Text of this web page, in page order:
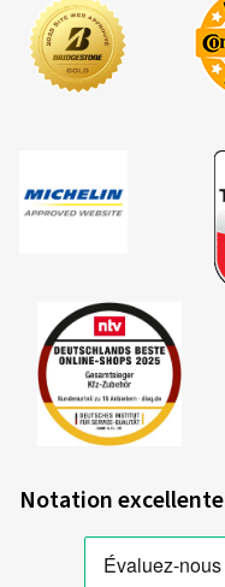
Notation excellente